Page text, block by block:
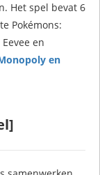
Het spel bevat 6
Pokémons:
en
en